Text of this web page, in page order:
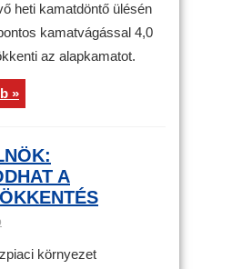
heti kamatdöntő ülésén
kamatvágással 4,0
az alapkamatot.
»
A
környezet